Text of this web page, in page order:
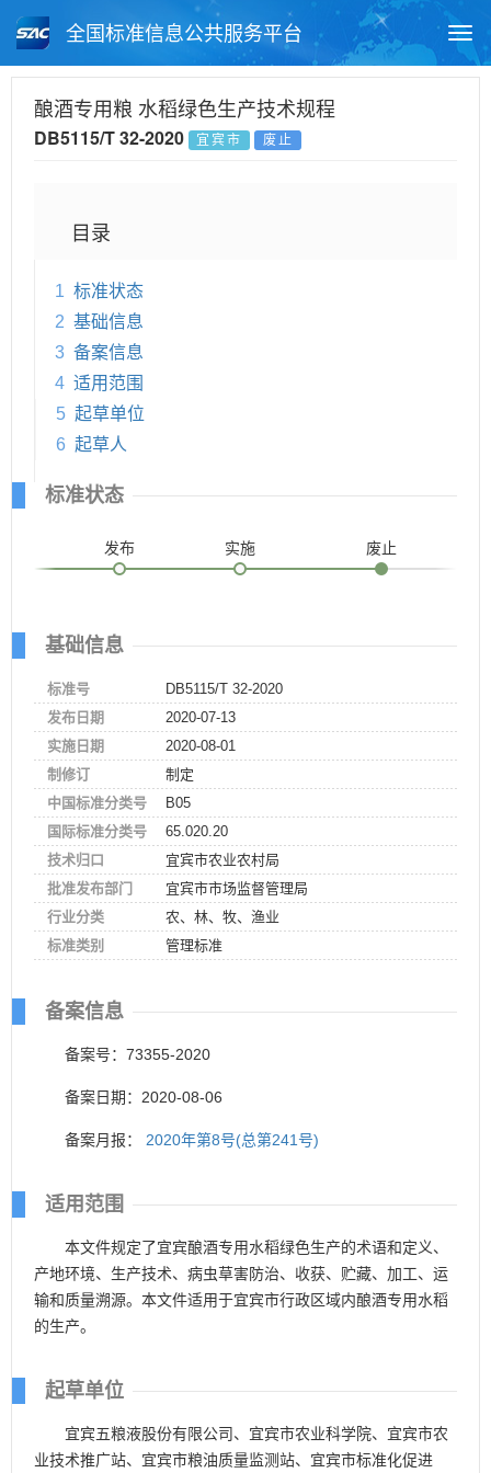
全国标准信息公共服务平台
月报查询 标准公告查询
酿酒专用粮 水稻绿色生产技术规程
DB5115/T 32-2020 宜宾市 废止
目录
1 标准状态
2 基础信息
3 备案信息
4 适用范围
5 起草单位
6 起草人
标准状态
发布 实施 废止
基础信息
标准号
DB5115/T 32-2020
发布日期
2020-07-13
实施日期
2020-08-01
制修订
制定
中国标准分类号
B05
国际标准分类号
65.020.20
技术归口
宜宾市农业农村局
批准发布部门
宜宾市市场监督管理局
行业分类
农、林、牧、渔业
标准类别
管理标准
备案信息
备案号：73355-2020
备案日期：2020-08-06
备案月报： 2020年第8号(总第241号)
适用范围
本文件规定了宜宾酿酒专用水稻绿色生产的术语和定义、
产地环境、生产技术、病虫草害防治、收获、贮藏、加工、运
输和质量溯源。本文件适用于宜宾市行政区域内酿酒专用水稻
的生产。
起草单位
宜宾五粮液股份有限公司、宜宾市农业科学院、宜宾市农
业技术推广站、宜宾市粮油质量监测站、宜宾市标准化促进